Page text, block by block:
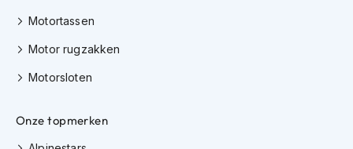
m
n
S
o
Motortassen
Motor rugzakken
Motorsloten
Onze topmerken